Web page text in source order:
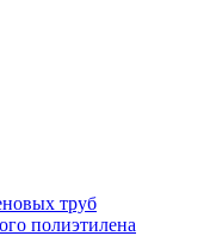
труб
полиэтилена